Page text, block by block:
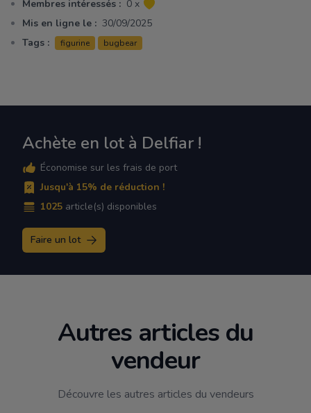
Membres intéressés : 0 x
Mis en ligne le : 30/09/2025
Tags :
figurine bugbear
Achète en lot à Delfiar !
Économise sur les frais de port
Jusqu'à 15% de réduction !
1025 article(s) disponibles
Faire un lot
Autres articles du
vendeur
Découvre les autres articles du vendeurs